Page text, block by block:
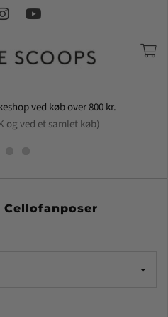
Cellofanposer